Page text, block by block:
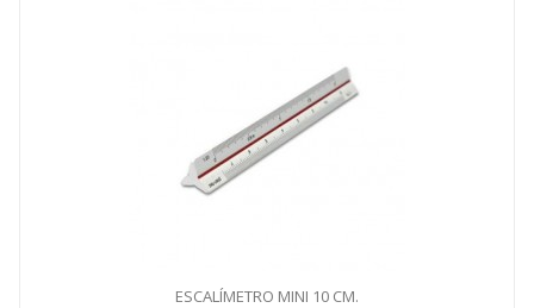
ESCALÍMETRO MINI 10 CM.